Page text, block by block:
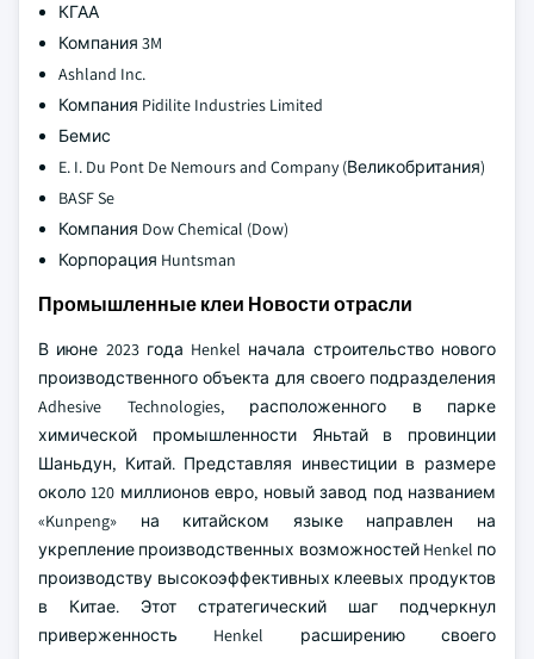
КГАА
Компания 3M
Ashland Inc.
Компания Pidilite Industries Limited
Бемис
E. I. Du Pont De Nemours and Company (Великобритания)
BASF Se
Компания Dow Chemical (Dow)
Корпорация Huntsman
Промышленные клеи Новости отрасли
В июне 2023 года Henkel начала строительство нового
производственного объекта для своего подразделения
Adhesive Technologies, расположенного в парке
химической промышленности Яньтай в провинции
Шаньдун, Китай. Представляя инвестиции в размере
около 120 миллионов евро, новый завод под названием
«Kunpeng» на китайском языке направлен на
укрепление производственных возможностей Henkel по
производству высокоэффективных клеевых продуктов
в Китае. Этот стратегический шаг подчеркнул
приверженность Henkel расширению своего